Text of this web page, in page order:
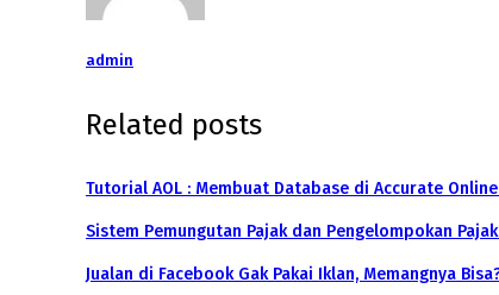
admin
Related posts
Tutorial AOL : Membuat Database di Accurate
Sistem Pemungutan Pajak dan Pengelompokan
Jualan di Facebook Gak Pakai Iklan, Memangnya